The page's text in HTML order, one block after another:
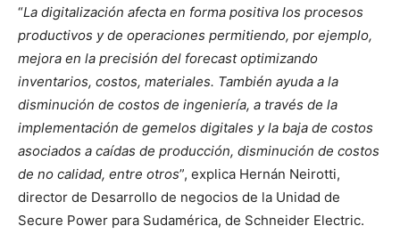
“La digitalización afecta en forma positiva los procesos
productivos y de operaciones permitiendo, por ejemplo,
mejora en la precisión del forecast optimizando
inventarios, costos, materiales. También ayuda a la
disminución de costos de ingeniería, a través de la
implementación de gemelos digitales y la baja de costos
asociados a caídas de producción, disminución de costos
de no calidad, entre otros”, explica Hernán Neirotti,
director de Desarrollo de negocios de la Unidad de
Secure Power para Sudamérica, de Schneider Electric.